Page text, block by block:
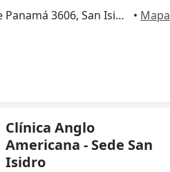
Av. Republica De Panamá 3606, San Isidro • Mapa
Clínica Anglo
Americana - Sede San
Isidro